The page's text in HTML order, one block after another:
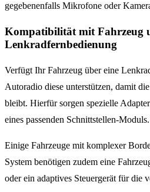
gegebenenfalls Mikrofone oder
Kompatibilität mit Fahrzeug
Lenkradfernbedienung
Verfügt Ihr Fahrzeug über eine
Autoradio diese unterstützen, damit
bleibt. Hierfür sorgen spezielle
eines passenden Schnittstellen-Moduls.
Einige Fahrzeuge mit komplexer
System benötigen zudem eine
oder ein adaptives Steuergerät für die